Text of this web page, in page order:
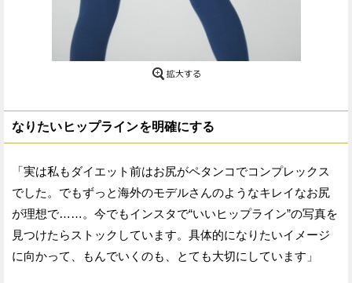
なりたいヒップラインを明確にする
「実は私もダイエット前はお尻がペタンコでコンプレックス
でした。でもずっと海外のモデルさんのようなキレイなお尻
が理想で……。今でもインスタで“いいヒップライン”の写真を
見つけたらストックしています。具体的になりたいイメージ
に向かって、もんでいくのも、とても大切にしています」